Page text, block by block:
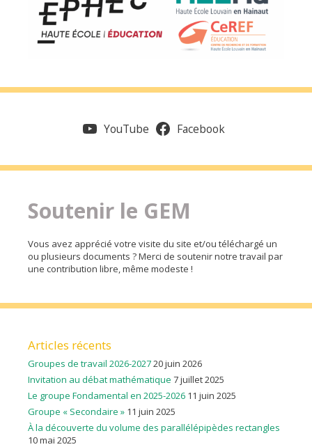
YouTube Facebook
Soutenir le GEM
Vous avez apprécié votre visite du site et/ou téléchargé un
ou plusieurs documents ? Merci de soutenir notre travail par
une contribution libre, même modeste !
Articles récents
Groupes de travail 2026-202720 juin 2026
Invitation au débat mathématique 7 juillet 2025
Le groupe Fondamental en 2025-2026 11 juin 2025
Groupe « Secondaire » 11 juin 2025
À la découverte du volume des parallélépipèdes rectangles
10 mai 2025